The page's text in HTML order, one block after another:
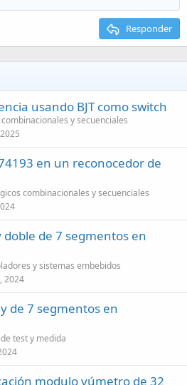
Responder
usando BJT como switch
y secuenciales
en un reconocedor de
combinacionales y secuenciales
doble de 7 segmentos en
y sistemas embebidos
2024
de 7 segmentos en
test y medida
modulo vúmetro de 32